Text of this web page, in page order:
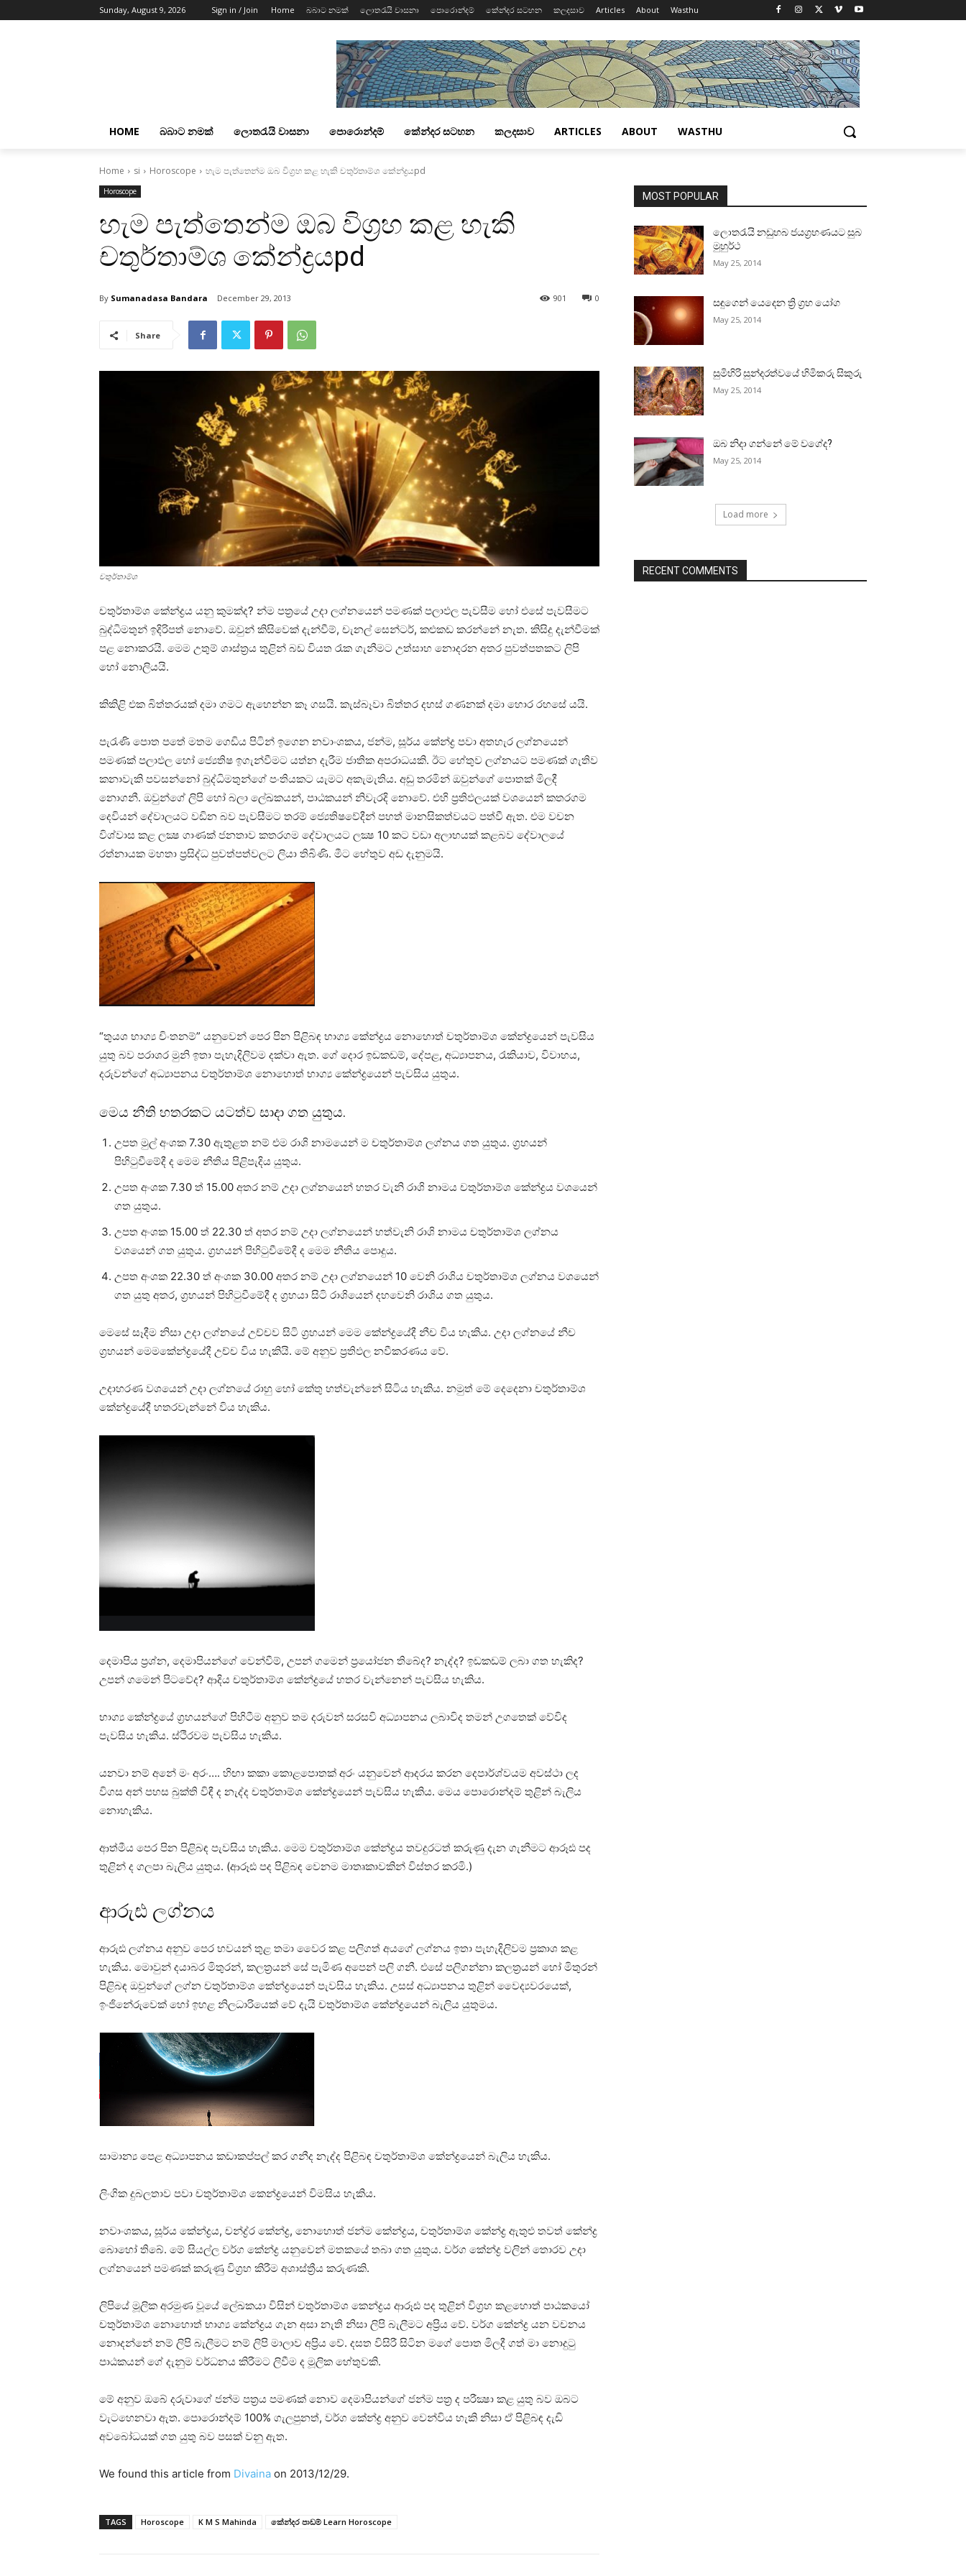
Sunday, August 9, 2026 Sign in / Join Home බබාට නමක් ලොතරැයි වාසනා පොරොන්දම් කේන්දර සටහන කලදසාව Articles About Wasthu
HOME බබාට නමක් ලොතරැයි වාසනා පොරොන්දම් කේන්දර සටහන කලදසාව ARTICLES ABOUT WASTHU
Home si Horoscope හැම පැත්තෙන්ම ඔබ විග්‍රහ කළ හැකි චතුර්තාම්ශ කේන්ද්‍රයpd
Horoscope
හැම පැත්තෙන්ම ඔබ විග්‍රහ කළ හැකි
චතුර්තාම්ශ කේන්ද්‍රයpd
By Sumanadasa Bandara December 29, 2013 0
901
Share
චතුර්තාම්ශ
චතුර්තාම්ශ කේන්ද්‍රය යනු කුමක්ද? න්ම පත්‍රයේ උදා ලග්නයෙන් පමණක්‌ පලාඵල පැවසීම හෝ එසේ පැවසීමට
බුද්ධිමතුන් ඉදිරිපත් නොවේ. ඔවුන් කිසිවෙක්‌ දැන්වීම්, චැනල් සෙන්ටර්, කළුකඩ කරන්නේ නැත. කිසිදු දැන්වීමක්‌
පළ නොකරයි. මෙම උතුම් ශාස්‌ත්‍රය තුළින් බඩ වියත රැක ගැනීමට උත්සාහ නොදරන අතර පුවත්පතකට ලිපි
හෝ නොලියයි.
කිකිළි එක බිත්තරයක්‌ දමා ගමට ඇහෙන්න කෑ ගසයි. කැස්‌බෑවා බිත්තර දහස්‌ ගණනක්‌ දමා හොර රහසේ යයි.
පැරැණි පොත පතේ මතම ගෙඩිය පිටින් ඉගෙන නවාංශකය, ජන්ම, සූර්ය කේන්ද්‍ර පවා අතහැර ලග්නයෙන්
පමණක්‌ පලාඵල හෝ ජ්‍යෙතිෂ ඉගැන්වීමට යත්න දැරීම ජාතික අපරාධයකි. ඊට හේතුව ලග්නයට පමණක්‌ ගැතිව
කනාවැකි පවසන්නෝ බුද්ධිමතුන්ගේ පංතියකට යැමට අකැමැතිය. අඩු තරමින් ඔවුන්ගේ පොතක්‌ මිලදී
නොගනී. ඔවුන්ගේ ලිපි හෝ බලා ලේඛකයන්, පාඨකයන් නිවැරදි නොවේ. එහි ප්‍රතිඵලයක්‌ වශයෙන් කතරගම
දෙවියන් දේවාලයට වඩින බව පැවසීමට තරම් ජ්‍යෙතිෂවේදීන් පහත් මානසිකත්වයට පත්වී ඇත. එම වචන
විශ්වාස කළ ලක්‍ෂ ගාණක්‌ ජනතාව කතරගම දේවාලයට ලක්‍ෂ 10 කට වඩා අලාභයක්‌ කළබව දේවාලයේ
රත්නායක මහතා ප්‍රසිද්ධ පුවත්පත්වලට ලියා තිබිණි. මීට හේතුව අඩ දැනුමයි.
“තුයශ භාග්‍ය චිංතනම්” යනුවෙන් පෙර පින පිළිබඳ භාග්‍ය කේන්ද්‍රය නොහොත් චතුර්තාම්ශ කේන්ද්‍රයෙන් පැවසිය
යුතු බව පරාශර මුනි ඉතා පැහැදිලිවම දක්‌වා ඇත. ගේ දොර ඉඩකඩම්, දේපළ, අධ්‍යාපනය, රැකියාව, විවාහය,
දරුවන්ගේ අධ්‍යාපනය චතුර්තාම්ශ නොහොත් භාග්‍ය කේන්ද්‍රයෙන් පැවසිය යුතුය.
මෙය නීති හතරකට යටත්ව සාදා ගත යුතුය.
උපත මුල් අංශක 7.30 ඇතුළත නම් එම රාශි නාමයෙන් ම චතුර්තාම්ශ ලග්නය ගත යුතුය. ග්‍රහයන්
පිහිටුවීමේදී ද මෙම නීතිය පිළිපැදිය යුතුය.
උපත අංශක 7.30 ත් 15.00 අතර නම් උදා ලග්නයෙන් හතර වැනි රාශි නාමය චතුර්තාම්ශ කේන්ද්‍රය වශයෙන්
ගත යුතුය.
උපත අංශක 15.00 ත් 22.30 ත් අතර නම් උදා ලග්නයෙන් හත්වැනි රාශි නාමය චතුර්තාම්ශ ලග්නය
වශයෙන් ගත යුතුය. ග්‍රහයන් පිහිටුවීමේදී ද මෙම නීතිය පොදුය.
උපත අංශක 22.30 ත් අංශක 30.00 අතර නම් උදා ලග්නයෙන් 10 වෙනි රාශිය චතුර්තාම්ශ ලග්නය වශයෙන්
ගත යුතු අතර, ග්‍රහයන් පිහිටුවීමේදී ද ග්‍රහයා සිටි රාශියෙන් දහවෙනි රාශිය ගත යුතුය.
මෙසේ සෑදීම නිසා උදා ලග්නයේ උච්චව සිටි ග්‍රහයන් ‌මෙම කේන්ද්‍රයේදී නීච විය හැකිය. උදා ලග්නයේ නීච
ග්‍රහයන් ‌මෙමකේන්ද්‍රයේදී උච්ච විය හැකියි. මේ අනුව ප්‍රතිඵල නවීකරණය වේ.
උදාහරණ වශයෙන් උදා ලග්නයේ රාහු හෝ කේතු හත්වැන්නේ සිටිය හැකිය. නමුත් මේ දෙදෙනා චතුර්තාම්ශ
කේන්ද්‍රයේදී හතරවැන්නේ විය හැකිය.
දෙමාපිය ප්‍රශ්න, දෙමාපියන්ගේ වෙන්වීම්, උපන් ගමෙන් ප්‍රයෝජන තිබේද? නැද්ද? ඉඩකඩම් ලබා ගත හැකිද?
උපන් ගමෙන් පිටවේද? ආදිය චතුර්තාම්ශ කේන්ද්‍රයේ හතර වැන්නෙන් පැවසිය හැකිය.
භාග්‍ය කේන්ද්‍රයේ ග්‍රහයන්ගේ පිහිටීම අනුව තම දරුවන් සරසවි අධ්‍යාපනය ලබාවිද තමන් උගතෙක්‌ වේවිද
පැවසිය හැකිය. ස්‌ථිරවම පැවසිය හැකිය.
යනවා නම් අනේ මං අරං…. හිඟා කකා කොළපොතක්‌ අරං යනුවෙන් ආදරය කරන දෙපාර්ශ්වයම අවස්‌ථා ලද
විගස අන් පහස බුක්‌ති විඳී ද නැද්ද චතුර්තාම්ශ කේන්ද්‍රයෙන් පැවසිය හැකිය. මෙය පොරොන්දම් තුළින් බැලිය
නොහැකිය.
ආත්මීය පෙර පින පිළිබඳ පැවසිය හැකිය. මෙම චතුර්තාම්ශ කේන්ද්‍රය තවදුරටත් කරුණු දැන ගැනීමට ආරූඪ පද
තුළින් ද ගලපා බැලිය යුතුය. (ආරූඪ පද පිළිබඳ වෙනම මාතෘකාවකින් විස්‌තර කරමි.)
ආරුඪ ලග්නය
ආරුඪ ලග්නය අනුව පෙර භවයන් තුළ තමා වෛර කළ පලිගත් අයගේ ලග්නය ඉතා පැහැදිලිවම ප්‍රකාශ කළ
හැකිය. මොවුන් දයාබර මිතුරන්, කලත්‍රයන් සේ පැමිණ අපෙන් පලි ගනී. එසේ පලිගන්නා කලත්‍රයන් හෝ මිතුරන්
පිළිබඳ ඔවුන්ගේ ලග්න චතුර්තාම්ශ කේන්ද්‍රයෙන් පැවසිය හැකිය. උසස්‌ අධ්‍යාපනය තුළින් වෛද්‍යවරයෙක්‌,
ඉංජිනේරුවෙක්‌ හෝ ඉහළ නිලධාරියෙක්‌ වේ දැයි චතුර්තාම්ශ කේන්ද්‍රයෙන් බැලිය යුතුමය.
සාමාන්‍ය පෙළ අධ්‍යාපනය කඩාකප්පල් කර ගනීද නැද්ද පිළිබඳ චතුර්තාම්ශ කේන්ද්‍රයෙන් බැලිය හැකිය.
ලිංගික දුබලතාව පවා චතුර්තාම්ශ කෙන්ද්‍රයෙන් විමසිය හැකිය.
නවාංශකය, සූර්ය කේන්ද්‍රය, චන්ද්‍ර්‍ර කේන්ද්‍ර, නොහොත් ජන්ම කේන්ද්‍රය, චතුර්තාම්ශ කේන්ද්‍ර ඇතුළු තවත් කේන්ද්‍ර
බොහෝ තිබේ. මේ සියල්ල වර්ග කේන්ද්‍ර යනුවෙන් මතකයේ තබා ගත යුතුය. වර්ග කේන්ද්‍ර වලින් තොරව උදා
ලග්නයෙන් පමණක්‌ කරුණු විග්‍රහ කිරීම අශාස්‌ත්‍රීය කරුණකි.
ලිපියේ මූලික අරමුණ වූයේ ලේඛකයා විසින් චතුර්තාම්ශ කෙන්ද්‍රය ආරූඪ පද තුළින් විග්‍රහ කළහොත් පාඨකයෝ
චතුර්තාම්ශ නොහොත් භාග්‍ය කේන්ද්‍රය ගැන අසා නැති නිසා ලිපි බැලීමට අප්‍රිය වේ. වර්ග කේන්ද්‍ර යන වචනය
නොදන්නේ නම් ලිපි බැලීමට නම් ලිපි මාලාව අප්‍රිය වේ. දසත විසිරී සිටින මගේ පොත මිලදී ගත් මා නොදුටු
පාඨකයන් ගේ දැනුම වර්ධනය කිරීමට ලිවීම ද මූලික හේතුවකි.
මේ අනුව ඔබේ දරුවාගේ ජන්ම පත්‍රය පමණක්‌ නොව දෙමාපියන්ගේ ජන්ම පත්‍ර ද පරීක්‍ෂා කළ යුතු බව ඔබට
වැටහෙනවා ඇත. පොරොන්දම් 100% ගැලපුනත්, වර්ග කේන්ද්‍ර අනුව වෙන්විය හැකි නිසා ඒ පිළිබඳ දැඩි
අවබෝධයක්‌ ගත යුතු බව පසක්‌ වනු ඇත.
We found this article from Divaina on 2013/12/29.
TAGS Horoscope K M S Mahinda කේන්දර පාඩම් Learn Horoscope
MOST POPULAR
ලොතරැයි නඩුහබ ජයග්‍රහණයට සුබ
මුහුර්ථ
May 25, 2014
සඳුගෙන් යෙදෙන ත්‍රි ග්‍රහ යෝග
May 25, 2014
සුමිහිරි සුන්දරත්වයේ හිමිකරු සිකුරු
May 25, 2014
ඔබ නිදා ගන්නේ මේ වගේද?
May 25, 2014
Load more
RECENT COMMENTS